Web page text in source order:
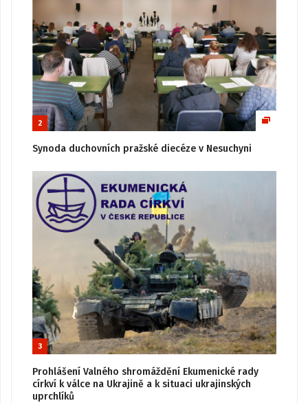
2
Synoda duchovních pražské diecéze v Nesuchyni
3
Prohlášení Valného shromáždění Ekumenické rady
církví k válce na Ukrajině a k situaci ukrajinských
uprchlíků